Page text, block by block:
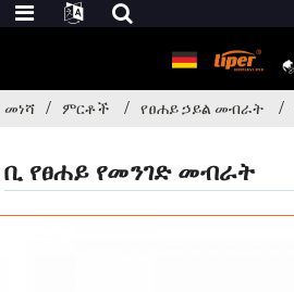
መነሻ ምርቶች የፀሐይ ኃይል መብራት
ቢ የፀሐይ የመንገድ መብራት